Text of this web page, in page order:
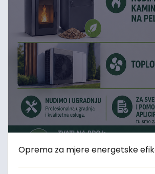
Oprema za mjere energetske